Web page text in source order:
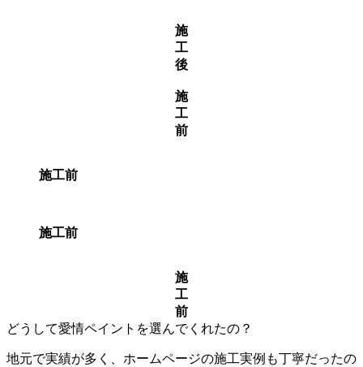
施
工
後
施
工
前
施工前
施工前
施
工
前
どうして愛情ペイントを選んでくれたの？
地元で実績が多く、ホームページの施工実例も丁寧だったの